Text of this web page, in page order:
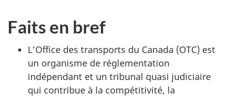
Faits en bref
L’Office des transports du Canada (OTC) est
un organisme de réglementation
indépendant et un tribunal quasi judiciaire
qui contribue à la compétitivité, la